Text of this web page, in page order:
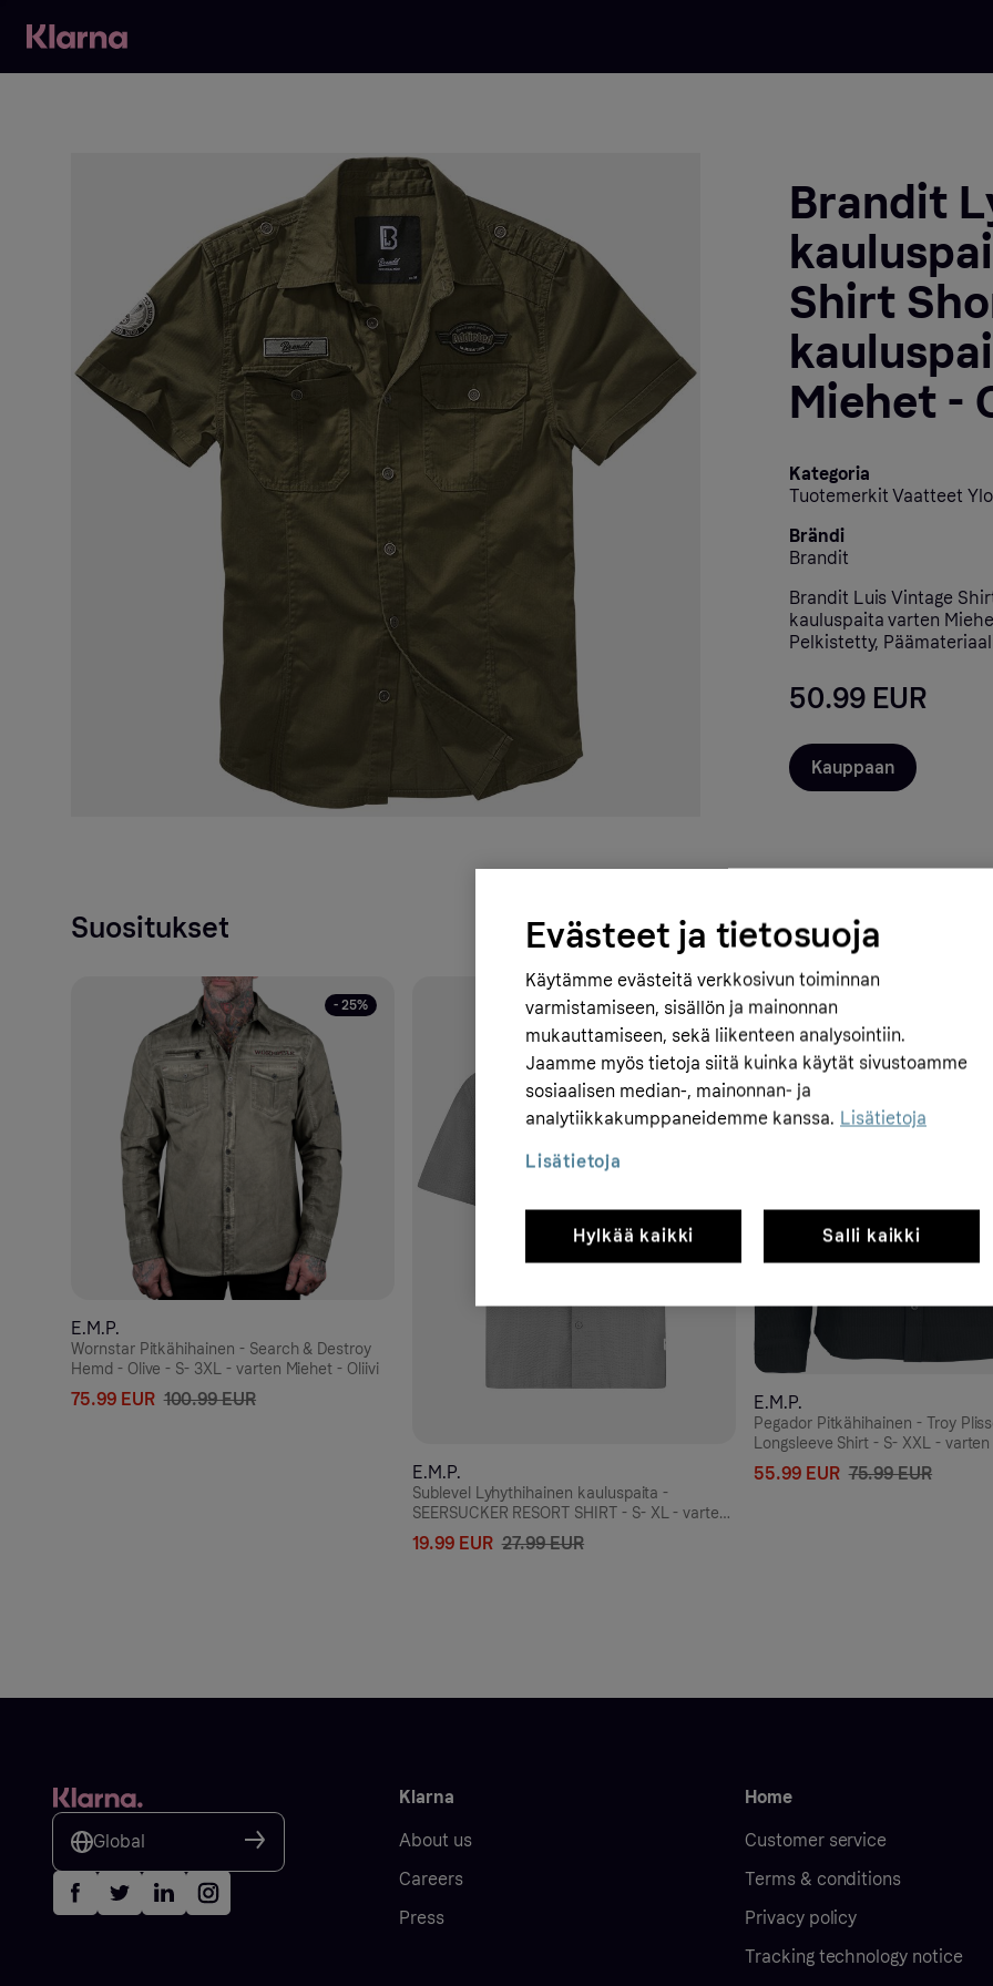
Brandit
Shirt
Miehet -
Kategoria
Tuotemerkit Vaatteet
Brändi
Brandit
Brandit Luis Vintage
kauluspaita varten
Pelkistetty,
50.99 EUR
Kauppaan
Suositukset
- 25%
E.M.P.
Wornstar Pitkähihainen - Search & Destroy
Hemd - Olive - S- 3XL - varten Miehet - Oliivi
75.99 EUR 100.99 EUR
- 29%
E.M.P.
Sublevel Lyhythihainen kauluspaita -
SEERSUCKER RESORT SHIRT - S- XL - varten
Miehet - Ruskeanharmaa
19.99 EUR 27.99 EUR
E.M.P.
Pegador Pitkähihainen - Troy
Longsleeve Shirt - S- XXL -
Musta
55.99 EUR 75.99 EUR
Global
Klarna
About us
Careers
Press
Home
Customer service
Terms & conditions
Privacy policy
Tracking technology notice
Evästeet ja tietosuoja
Käytämme evästeitä verkkosivun toiminnan
varmistamiseen, sisällön ja mainonnan
mukauttamiseen, sekä liikenteen analysointiin.
Jaamme myös tietoja siitä kuinka käytät sivustoamme
sosiaalisen median-, mainonnan- ja
analytiikkakumppaneidemme kanssa. Lisätietoja
Hylkää kaikki Salli kaikki
Lisätietoja